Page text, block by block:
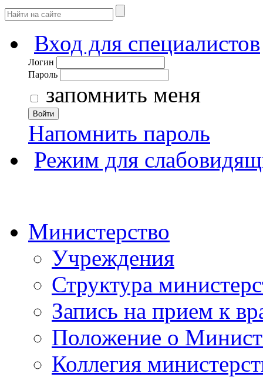
Вход для специалистов
Логин
Пароль
запомнить меня
Войти
Напомнить пароль
Режим для
Министерство
Учреждения
Структура
Запись на прием к
Положение о
Коллегия